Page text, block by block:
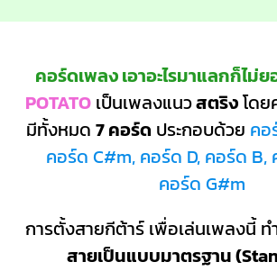
คอร์ดเพลง เอาอะไรมาแลกก็ไม่
POTATOเป็นเพลงแนวสตริงโดย
มีทั้งหมด 7 คอร์ด ประกอบด้วย คอ
คอร์ด C#m, คอร์ด D, คอร์ด B,
คอร์ด G#m
การตั้งสายกีต้าร์ เพื่อเล่นเพลงนี้ ท
สายเป็นแบบมาตรฐาน